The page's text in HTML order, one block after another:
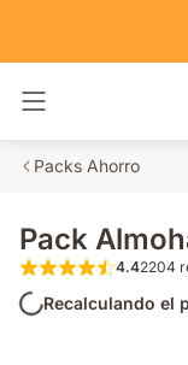
Packs Ahorro
Pack
4.42204
Recalculando el